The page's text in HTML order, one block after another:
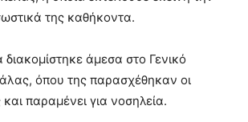
της καθήκοντα.
άμεσα στο Γενικό
όπου της παρασχέθηκαν οι
παραμένει για νοσηλεία.